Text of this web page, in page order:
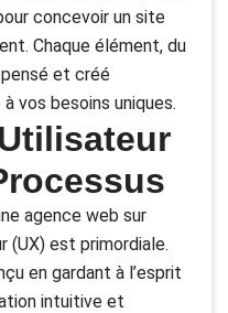
concevoir un site
Chaque élément, du
et créé
vos besoins uniques.
agence web sur
(UX) est primordiale.
en gardant à l’esprit
intuitive et